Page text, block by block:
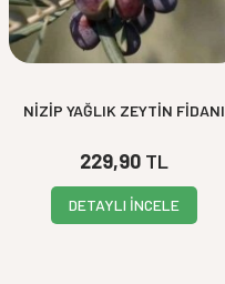
NİZİP YAĞLIK ZEYTİN FİDANI
229,90 TL
DETAYLI İNCELE